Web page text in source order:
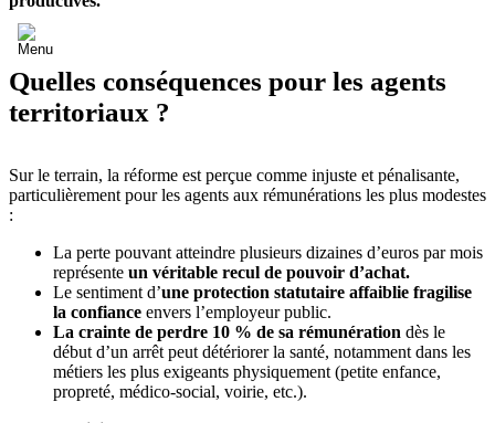
Quelles conséquences pour les agents
territoriaux ?
Sur le terrain, la réforme est perçue comme injuste et pénalisante,
particulièrement pour les agents aux rémunérations les plus modestes
:
La perte pouvant atteindre plusieurs dizaines d’euros par mois
représente un véritable recul de pouvoir d’achat.
Le sentiment d’une protection statutaire affaiblie fragilise
la confiance envers l’employeur public.
La crainte de perdre 10 % de sa rémunération dès le
début d’un arrêt peut détériorer la santé, notamment dans les
métiers les plus exigeants physiquement (petite enfance,
propreté, médico-social, voirie, etc.).